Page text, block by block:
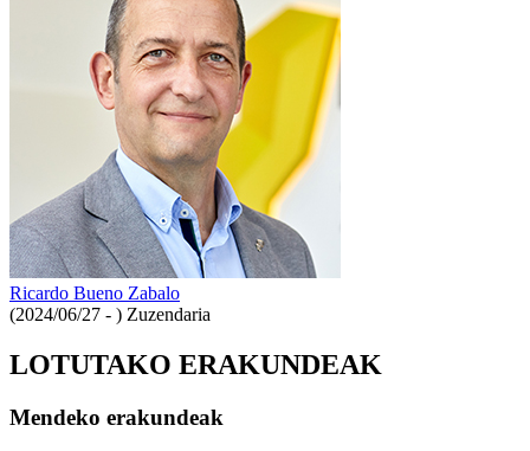
Ricardo Bueno Zabalo
(2024/06/27 - ) Zuzendaria
LOTUTAKO ERAKUNDEAK
Mendeko erakundeak